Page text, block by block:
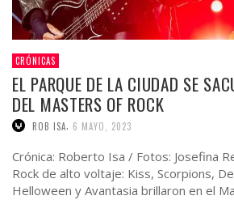
CRÓNICAS
EL PARQUE DE LA CIUDAD SE
DEL MASTERS OF ROCK
ROB ISA 6 MAYO, 2023
Crónica: Roberto Isa / Fotos: Josefina
Rock de alto voltaje: Kiss, Scorpions,
Helloween y Avantasia brillaron en el